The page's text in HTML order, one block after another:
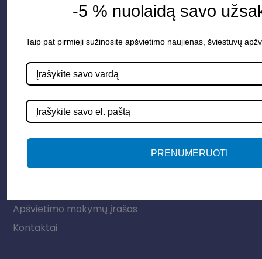
Elektros instaliacija
Lauko šviestuvai
LED juostos
Vidaus apšvietimas
Informacija
Apie mus
Apšvietimo mokymų įrašas
Kontaktai
-5 % nuolaidą savo
Taip pat pirmieji sužinosite apšvietimo naujienas, šviestuvų
PRENUMERUOTI